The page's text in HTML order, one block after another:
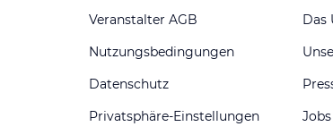
Veranstalter AGB
Nutzungsbedingungen
Datenschutz
Privatsphäre-Einstellungen
Das
Jobs